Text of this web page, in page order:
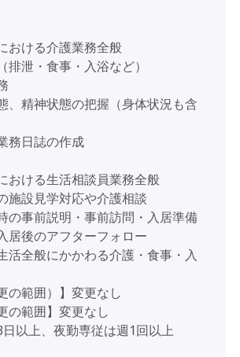
おける介護業務全般
排泄・食事・入浴など）
、精神状態の把握（身体状況も含
務日誌の作成
おける生活相談員業務全般
施設見学対応や介護相談
の事前説明・事前訪問・入居準備
居後のアフターフォロー
活全般にかかわる介護・食事・入
の範囲）】変更なし
の範囲】変更なし
日以上、夜勤専従は週1回以上